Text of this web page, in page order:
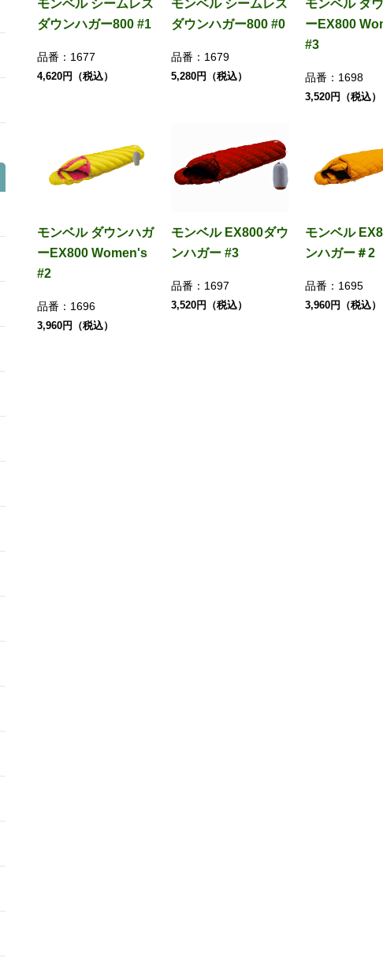
モンベル シームレス
ダウンハガー800 #1
品番： 1677
4,620円（税込）
モンベル シームレス
ダウンハガー800 #0
品番： 1679
5,280円（税込）
モンベル ダ
ーEX800
#3
品番： 1698
3,520円（税込）
モンベル ダウンハガ
ーEX800 Women's
#2
品番： 1696
3,960円（税込）
モンベル EX800ダウ
ンハガー #3
品番： 1697
3,520円（税込）
モンベル
ンハガー＃2
品番： 1695
3,960円（税込）